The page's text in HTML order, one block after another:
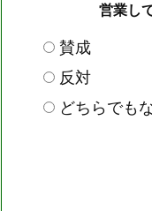
営業し
賛成
反対
どちらでも